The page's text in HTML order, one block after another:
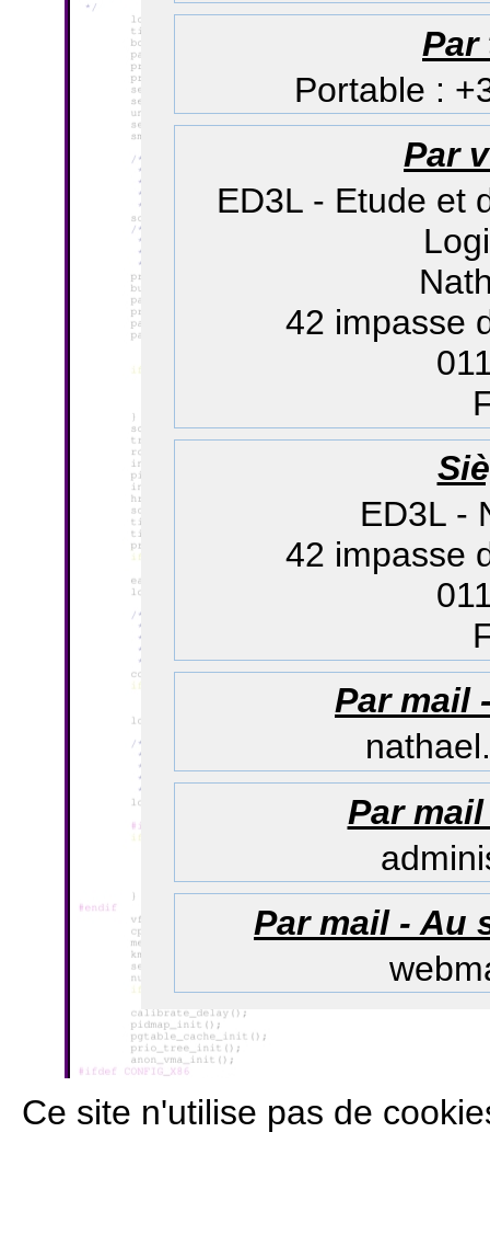
Par
Portable :
Par
ED3L - Etude et
42 impasse
ED3L -
42 impasse
Par mail
Par
Par mail - Au
Ce site n'utilise pas de